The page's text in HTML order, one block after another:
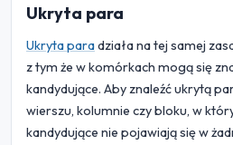
Ukryta para
Ukryta paradziała na tej samej
z tym że w komórkach mogą się
kandydujące. Aby znaleźć ukrytą
wierszu, kolumnie czy bloku, w
kandydujące nie pojawiają się w